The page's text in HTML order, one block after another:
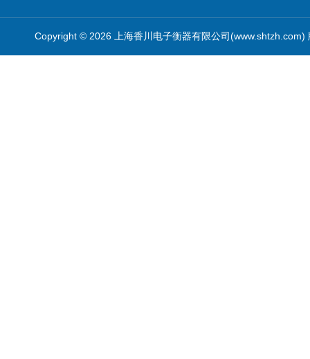
Copyright © 2026 上海香川电子衡器有限公司(www.shtzh.com)